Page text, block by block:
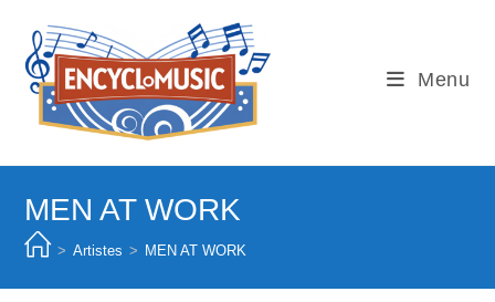
content
Menu
MEN AT WORK
> Artistes > MEN AT WORK